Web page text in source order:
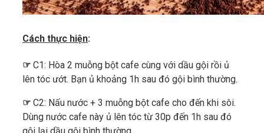
Cách thực hiện:
☞ C1: Hòa 2 muỗng bột cafe cùng với dầu gội rồi ủ
lên tóc ướt. Bạn ủ khoảng 1h sau đó gội bình thường.
☞ C2: Nấu nước + 3 muỗng bột cafe cho đến khi sôi.
Dùng nước cafe này ủ lên tóc từ 30p đến 1h sau đó